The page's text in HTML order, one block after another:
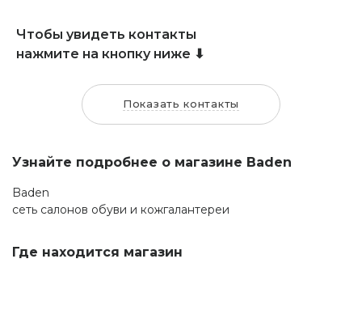
Чтобы увидеть контакты
нажмите на кнопку ниже ⬇
Показать контакты
Узнайте подробнее о магазине Baden
Baden
сеть салонов обуви и кожгалантереи
Где находится магазин